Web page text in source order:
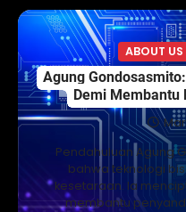
ABOUT US
Agung
Demi Membantu
Pendahuluan Agung
bahwa teknologi
kesetaraan. Ia
membantu